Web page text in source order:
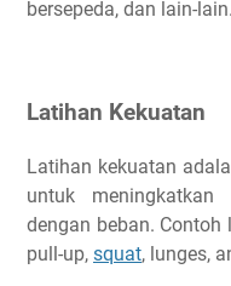
bersepeda, dan lain-lain.
Latihan Kekuatan
Latihan kekuatan
untuk
dengan beban. Contoh
pull-up, squat, lunges,